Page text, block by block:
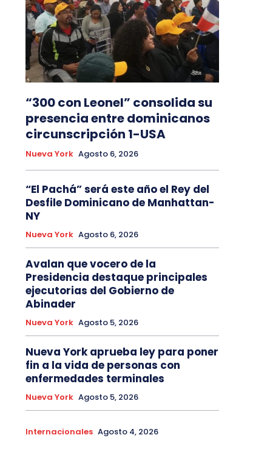
“300 con Leonel” consolida su
presencia entre dominicanos
circunscripción 1-USA
Nueva York Agosto 6, 2026
“El Pachá” será este año el Rey del
Desfile Dominicano de Manhattan-
NY
Nueva York Agosto 6, 2026
Avalan que vocero de la
Presidencia destaque principales
ejecutorias del Gobierno de
Abinader
Nueva York Agosto 5, 2026
Nueva York aprueba ley para poner
fin a la vida de personas con
enfermedades terminales
Nueva York Agosto 5, 2026
Internacionales Agosto 4, 2026